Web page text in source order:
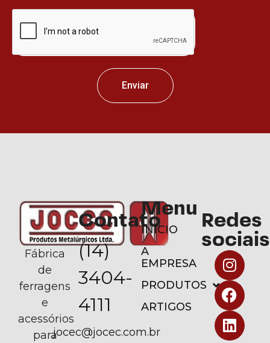
Enviar
Fábrica
de
ferragens
e
acessórios
para
Contato
(14)
3404-
4111
jocec@jocec.com.br
Menu
INÍCIO
A
EMPRESA
PRODUTOS
ARTIGOS
Redes
sociais